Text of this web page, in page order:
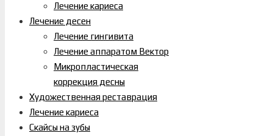
Лечение кариеса
Лечение десен
Лечение гингивита
Лечение аппаратом Вектор
Микропластическая
коррекция десны
Художественная реставрация
Лечение кариеса
Скайсы на зубы